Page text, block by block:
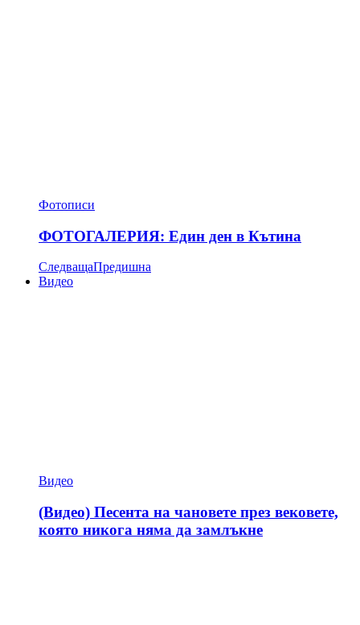
Фотописи
ФОТОГАЛЕРИЯ: Един ден в Кътина
СледващаПредишна
Видео
Видео
(Видео) Песента на чановете през вековете,
която никога няма да замлъкне